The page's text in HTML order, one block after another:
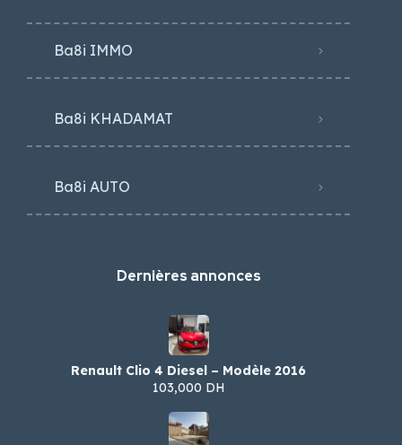
Ba8i IMMO
Ba8i KHADAMAT
Ba8i AUTO
Dernières annonces
Renault Clio 4 Diesel – Modèle 2016
103,000 DH